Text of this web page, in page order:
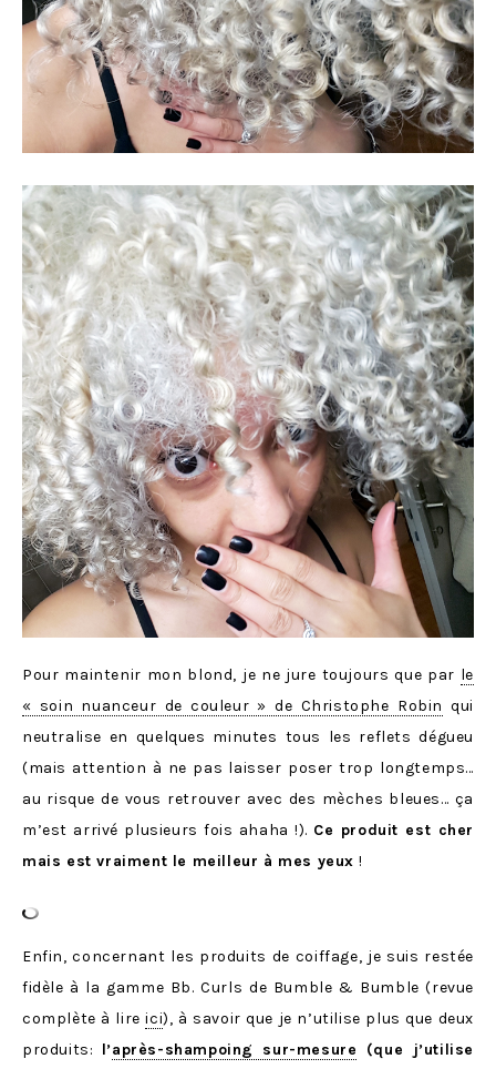
Pour maintenir mon blond, je ne jure toujours que par le
« soin nuanceur de couleur » de Christophe Robin qui
neutralise en quelques minutes tous les reflets dégueu
(mais attention à ne pas laisser poser trop longtemps…
au risque de vous retrouver avec des mèches bleues… ça
m’est arrivé plusieurs fois ahaha !). Ce produit est cher
mais est vraiment le meilleur à mes yeux !
Enfin, concernant les produits de coiffage, je suis restée
fidèle à la gamme Bb. Curls de Bumble & Bumble (revue
complète à lireici), à savoir que je n’utilise plus que deux
produits: l’après-shampoing sur-mesure (que j’utilise